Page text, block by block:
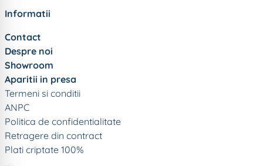
Informatii
Contact
Despre noi
Showroom
Aparitii in presa
Termeni si conditii
ANPC
Politica de confidentialitate
Retragere din contract
Plati criptate 100%